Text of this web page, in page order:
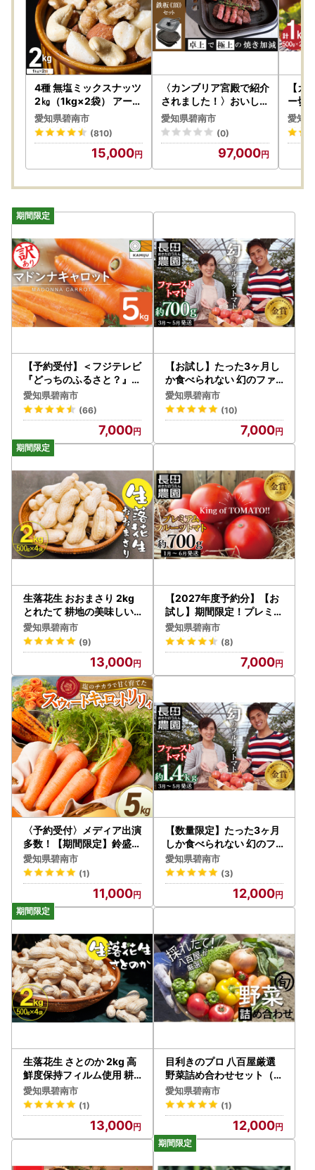
リ【IAM】のご案内
【 IAM 】をご利用いただくことで、すべて手続きがオンラ
インで完了するため、申請書の作成やポスト投函といったお
手続きが不要となります。
詳しくはコチラ（碧南市ホームページへ移動します）
（２）「ふるまど」のご案内
「ふるまど」とは、以下２点の悩みを解決するサイトです。
・ワンストップ特例申請書を郵送したけど、受付されている
・ワンストップ特例申請書が早く欲しい、または紛失してし
まった
→ふるまどからダウンロード可能です。(印刷は寄附者様ご
自身でお願いします。)
ご利用には、「ポータルサイトの注文番号」、もしくは寄附
金受領証明書に記載の「寄附受付番号」が必要です。
「ポータルサイトの注文番号」は、注文履歴から確認できま
す。
と検索ください。
◆寄附申込みのキャンセル、返礼品の変更・返品はできませ
ん。
また、寄附者の都合により返礼品がお届けできない場合、返
礼品の再送は致しません。あらかじめご了承ください。
◆転送（＝配送先変更）費用の有料化について
返礼品出荷後の配送先の変更には別途費用が発生いたしま
す。返礼品の転送料や再送料は寄附者様にてご負担いただく
ことになりますので、お申込時にはご住所の誤りがないよう
ご注意ください。
お申し込み後の変更等がございましたら、碧南市ふるさと納
◆詐欺サイトにご注意ください
碧南市のお礼の品を割引で扱っているように見せかけた詐欺
サイトの存在が確認されています。
本市のふるさと納税とは一切関係がございませんので、ご注
4種 無塩ミックスナッツ
2㎏（1kg×2袋） アーモ
ンド カシューナッツ マ
カダミアナッツ くるみ
生ナッツ 直火焙煎 おつ
まみ おやつ 大満足 チャ
ック付き 美容 健康 人気
愛知県碧南市
(810)
15,000
〈カンブリア宮殿で紹介
されました！〉おいしい
肉を食べたい方、必見！
【卓上で極上の肉】 お
もいの鉄板スクエア《頂
-ITADAKI-》電気卓上コ
ンロ ２WAY調理器 おも
愛知県碧南市
(0)
97,000
【カ
ー切
ス 煮
おつ
肉 豚
お弁
愛知
【予約受付】＜フジテレビ
『どっちのふるさと？』で
紹介されました！＞ 訳あ
り 冬期限定 にんじん マド
ンナキャロット 容量 5kg
先行予約 国産 甘い フルー
ツのような味わい お子様
にもおすすめ 栄養 神重農
産 野菜 愛知県 碧南市 送料
無料 H105-199
愛知県碧南市
(66)
7,000
【お試し】たった3ヶ月し
か食べられない 幻のファ
ーストトマト H004-182
愛知県碧南市
(10)
7,000
生落花生 おおまさり 2kg
とれたて 耕地の美味しい
野菜シリーズ第1弾 H132-
028
愛知県碧南市
(9)
13,000
【2027年度予約分】【お
試し】期間限定！プレミア
ムフルーツトマト H004-1
94
愛知県碧南市
(8)
7,000
〈予約受付〉メディア出演
多数！【期間限定】鈴盛農
園の甘～いにんじん スウ
ィートキャロットリリィ 5
kg H022-013
愛知県碧南市
(1)
11,000
【数量限定】たった3ヶ月
しか食べられない 幻のフ
ァーストトマト たっぷり1.
4kg（3月～5月発送） H0
04-185
愛知県碧南市
(3)
12,000
生落花生 さとのか 2kg 高
鮮度保持フィルム使用 耕
地の美味しい野菜シリーズ
第5弾 H132-029
愛知県碧南市
(1)
13,000
目利きのプロ 八百屋厳選
野菜詰め合わせセット（8
～10種類お届け） H151-0
10
愛知県碧南市
(1)
12,000